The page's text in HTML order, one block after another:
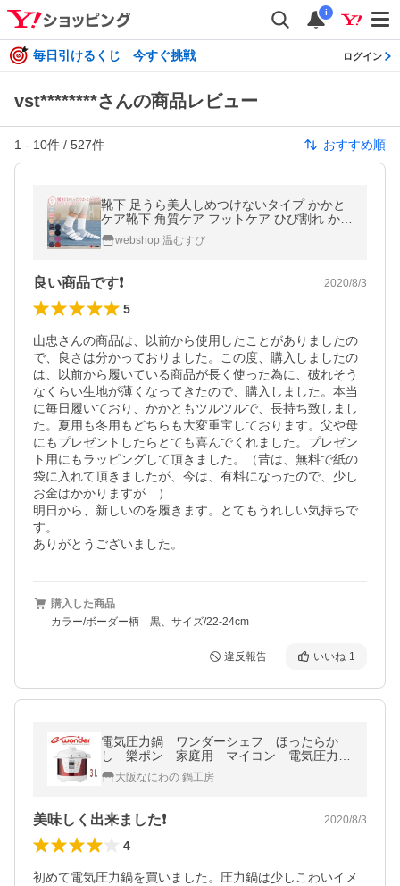
i
毎日引けるくじ 今すぐ挑戦 ログイン
vst********さんの商品レビュー
1 - 10件 / 527件 おすすめ順
靴下 足うら美人しめつけないタイプ かかと
ケア靴下 角質ケア フットケア ひび割れ かさ
かさ 潤い 保湿 冷え 締め付けない 母の日 山
忠 温むすび
webshop 温むすび
良い商品です❗ 2020/8/3
5
山忠さんの商品は、以前から使用したことがありましたの
で、良さは分かっておりました。この度、購入しましたの
は、以前から履いている商品が長く使った為に、破れそう
なくらい生地が薄くなってきたので、購入しました。本当
に毎日履いており、かかともツルツルで、長持ち致しまし
た。夏用も冬用もどちらも大変重宝しております。父や母
にもプレゼントしたらとても喜んでくれました。プレゼン
ト用にもラッピングして頂きました。（昔は、無料で紙の
袋に入れて頂きましたが、今は、有料になったので、少し
お金はかかりますが…）
明日から、新しいのを履きます。とてもうれしい気持ちで
す。
ありがとうございました。
購入した商品
カラー/ボーダー柄 黒、サイズ/22-24cm
違反報告 いいね 1
電気圧力鍋 ワンダーシェフ ほったらか
し 樂ポン 家庭用 マイコン 電気圧力鍋
OEDC30 R1(ST) 3L スターターセット レ
シピ本付 浜田陽子１年間保証
大阪なにわの 鍋工房
美味しく出来ました❗ 2020/8/3
4
初めて電気圧力鍋を買いました。圧力鍋は少しこわいイメ